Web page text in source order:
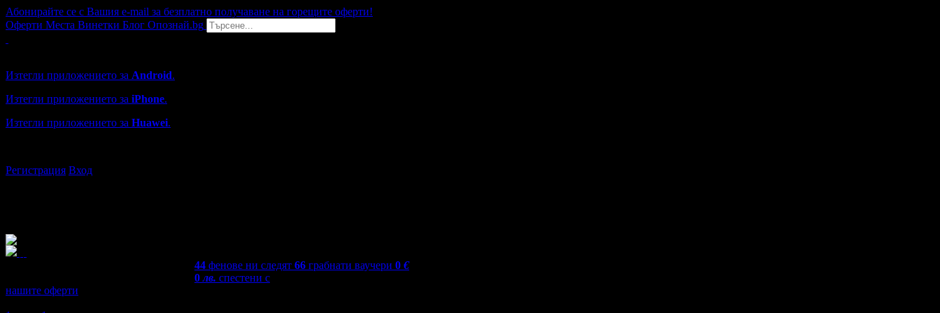
Абонирайте се с Вашия e-mail за безплатно получаване на горещите оферти!
Оферти Места Винетки Блог Опознай.bg
Изтегли приложението за Android.
Изтегли приложението за iPhone.
Изтегли приложението за Huawei.
Регистрация Вход
44 фенове ни следят 66 грабнати ваучери 0 €
0лв. спестени с
нашите оферти